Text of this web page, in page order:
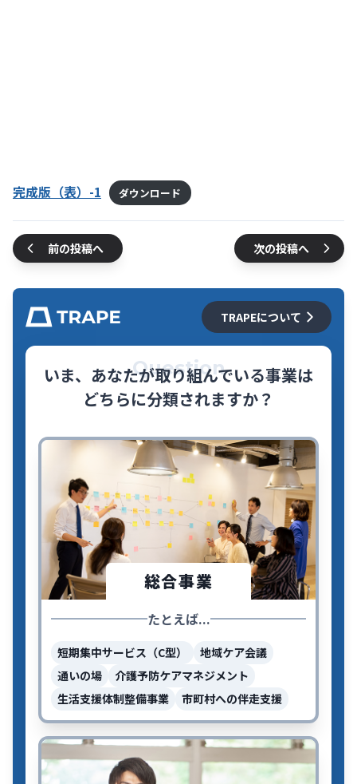
完成版（表）-1 ダウンロード
前の投稿へ 次の投稿へ
TRAPEについて
Question
いま、あなたが取り組んでいる事業は
どちらに分類されますか？
総合事業
たとえば...
短期集中サービス（C型）
地域ケア会議
通いの場
介護予防ケアマネジメント
生活支援体制整備事業
市町村への伴走支援